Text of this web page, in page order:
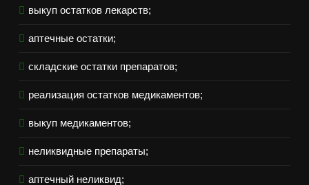
выкуп остатков лекарств;
аптечные остатки;
складские остатки препаратов;
реализация остатков медикаментов;
выкуп медикаментов;
неликвидные препараты;
аптечный неликвид;